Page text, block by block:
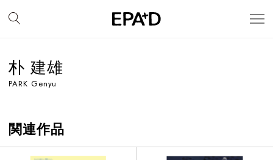
朴 建雄
PARK Genyu
関連作品